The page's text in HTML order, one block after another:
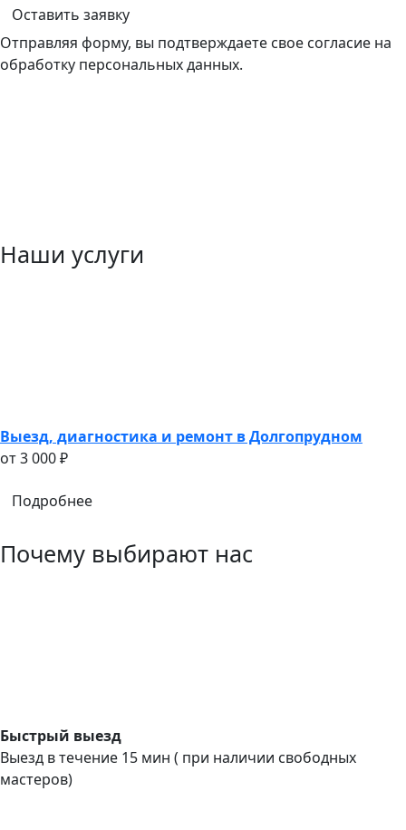
Оставить заявку
Отправляя форму, вы подтверждаете свое согласие на
обработку персональных данных.
Наши услуги
Выезд, диагностика и ремонт в Долгопрудном
oт 3 000 ₽
Подробнее
Почему выбирают нас
Быстрый выезд
Выезд в течение 15 мин ( при наличии свободных
мастеров)